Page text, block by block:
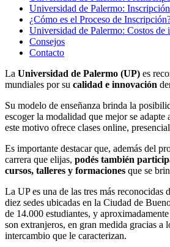
Universidad de Palermo: Inscripción
¿Cómo es el Proceso de
Universidad de Palermo: Costos de
Consejos
Contacto
La Universidad de Palermo (UP) es
mundiales por su calidad e innovación
Su modelo de enseñanza brinda la
escoger la modalidad que mejor se adapte
este motivo ofrece clases online,
Es importante destacar que, además del
carrera que elijas, podés también
cursos, talleres y formaciones que se
La UP es una de las tres más reconocidas
diez sedes ubicadas en la Ciudad de
de 14.000 estudiantes, y
son extranjeros, en gran medida gracias a
intercambio que le caracterizan.